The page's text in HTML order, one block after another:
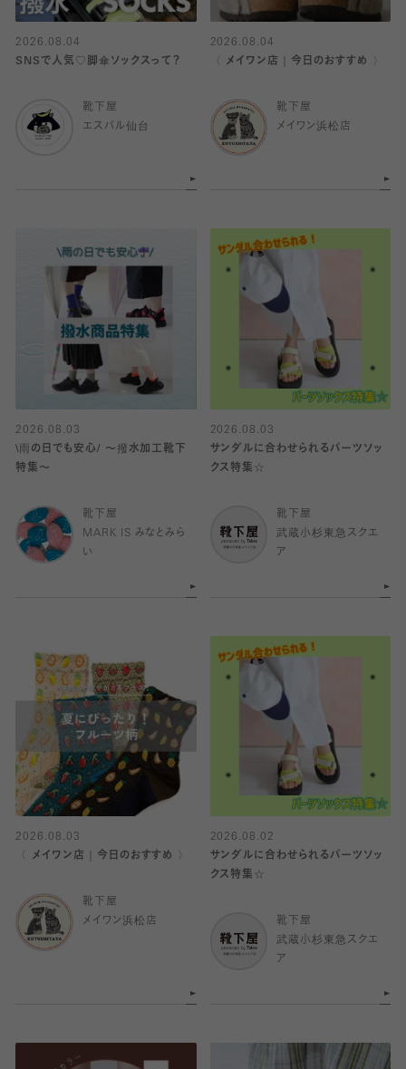
2026.08.04
SNSで人気♡脚傘ソックスって？
靴下屋
エスパル仙台
2026.08.04
〈 メイワン店｜今日のおすすめ 〉
靴下屋
メイワン浜松店
2026.08.03
\雨の日でも安心/ 〜撥水加工靴下
特集〜
靴下屋
MARK IS みなとみら
い
2026.08.03
サンダルに合わせられるパーツソッ
クス特集☆
靴下屋
武蔵小杉東急スクエ
ア
2026.08.03
〈 メイワン店｜今日のおすすめ 〉
靴下屋
メイワン浜松店
2026.08.02
サンダルに合わせられるパーツソッ
クス特集☆
靴下屋
武蔵小杉東急スクエ
ア